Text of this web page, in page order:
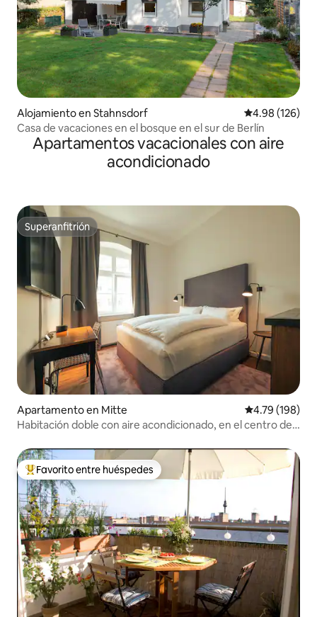
Alojamiento en Stahnsdorf Calificación
4.98 (126)
Casa de vacaciones en el bosque en el sur de Berlín
Apartamentos vacacionales con aire
acondicionado
Superanfitrión
Superanfitrión
Apartamento en Mitte Calificación
4.79 (198)
Habitación doble con aire acondicionado, en el centro de
Favorito entre huéspedes preferido
Favorito entre huéspedes